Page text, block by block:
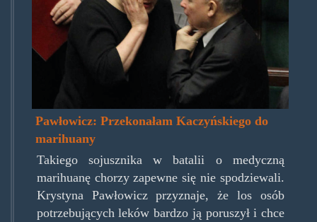
Pawłowicz: Przekonałam Kaczyńskiego do
marihuany
Takiego sojusznika w batalii o medyczną
marihuanę chorzy zapewne się nie spodziewali.
Krystyna Pawłowicz przyznaje, że los osób
potrzebujących leków bardzo ją poruszył i chce